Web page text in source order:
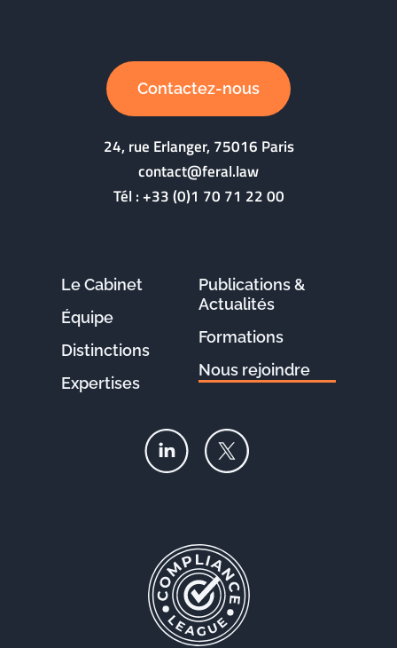
Contactez-nous
24, rue Erlanger, 75016 Paris
contact@feral.law
Tél :+33 (0)1 70 71 22 00
Le Cabinet
Équipe
Distinctions
Expertises
Publications &
Actualités
Formations
Nous rejoindre